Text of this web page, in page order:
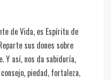
de Vida, es Espíritu de
sus dones sobre
Y así, nos da sabiduría,
piedad, fortaleza,